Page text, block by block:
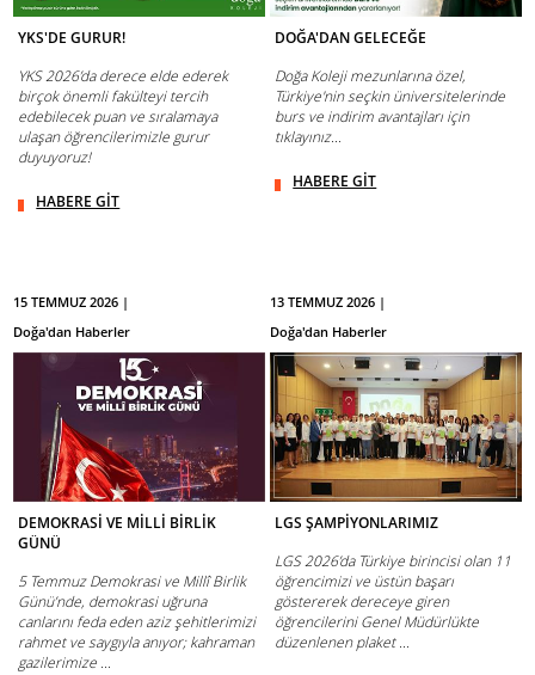
YKS'DE GURUR!
YKS 2026’da derece elde ederek
birçok önemli fakülteyi tercih
edebilecek puan ve sıralamaya
ulaşan öğrencilerimizle gurur
duyuyoruz!
HABERE GİT
DOĞA'DAN GELECEĞE
Doğa Koleji mezunlarına özel,
Türkiye'nin seçkin üniversitelerinde
burs ve indirim avantajları için
tıklayınız...
HABERE GİT
15 TEMMUZ 2026 |
Doğa'dan Haberler
DEMOKRASİ VE MİLLİ BİRLİK
GÜNÜ
5 Temmuz Demokrasi ve Millî Birlik
Günü’nde, demokrasi uğruna
canlarını feda eden aziz şehitlerimizi
rahmet ve saygıyla anıyor; kahraman
gazilerimize ...
13 TEMMUZ 2026 |
Doğa'dan Haberler
LGS ŞAMPİYONLARIMIZ
LGS 2026’da Türkiye birincisi olan 11
öğrencimizi ve üstün başarı
göstererek dereceye giren
öğrencilerini Genel Müdürlükte
düzenlenen plaket ...